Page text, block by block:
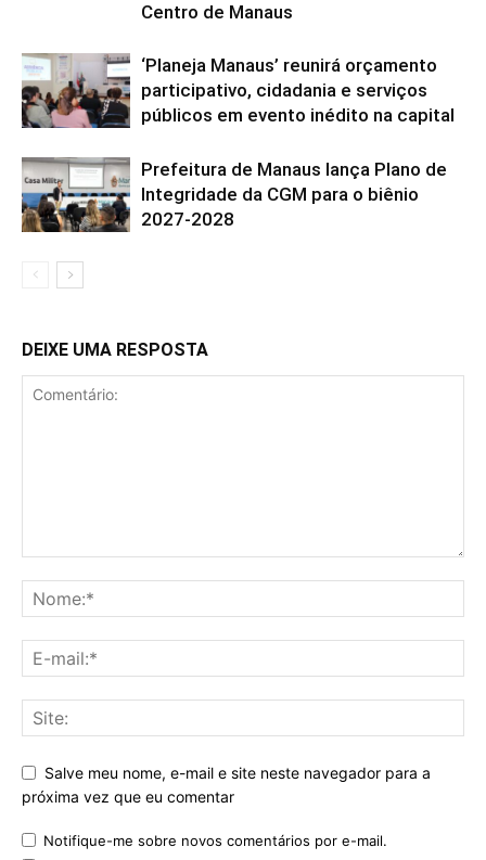
Centro de Manaus
‘Planeja Manaus’ reunirá orçamento
participativo, cidadania e serviços
públicos em evento inédito na capital
Prefeitura de Manaus lança Plano de
Integridade da CGM para o biênio
2027-2028
DEIXE UMA RESPOSTA
Salve meu nome, e-mail e site neste navegador para a
próxima vez que eu comentar
Notifique-me sobre novos comentários por e-mail.